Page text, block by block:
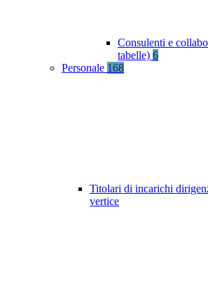
Consulenti e
tabelle) 6
Personale 168
Titolari di incarichi
vertice